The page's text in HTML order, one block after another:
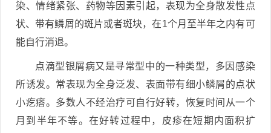
染、情绪紧张、药物等因素引起，表现为全身散发性点
状、带有鳞屑的斑片或者斑块，在1个月至半年之内有可
能自行消退。
点滴型银屑病又是寻常型中的一种类型，多因感染
所诱发。常表现为全身泛发、表面带有细小鳞屑的点状
小疙瘩。多数人不经治疗可自行好转，恢复时间从一个
月到半年不等。在好转过程中，皮疹在短期内面积扩